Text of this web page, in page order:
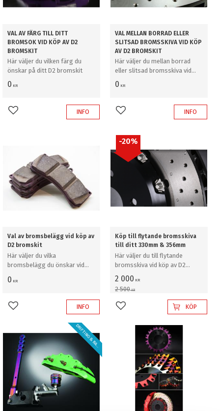
VAL AV FÄRG TILL DITT
BROMSOK VID KÖP AV D2
BROMSKIT
Här väljer du vilken färg du
önskar på ditt D2 bromskit
0 KR
Lägg till i favoriterINFO
VAL MELLAN BORRAD ELLER
SLITSAD BROMSSKIVA VID KÖP
AV D2 BROMSKIT
Här väljer du mellan borrad
eller slitsad bromsskiva vid
köp av D2 bromskit
0 KR
Lägg till i favoriterINFO
Val av bromsbelägg vid köp av
D2 bromskit
Här väljer du vilka
bromsbelägg du önskar vid
0 KR
Lägg till i favoriterINFO
Köp till flytande bromsskiva
till ditt 330mm & 356mm
Här väljer du till flytande
bromsskiva vid köp av D2
bromskit
2 000 KR
2 500KR
20%
Lägg till i favoriterKÖP
D
R
I
F
T
I
N
G
&
R
A
L
L
Y
!